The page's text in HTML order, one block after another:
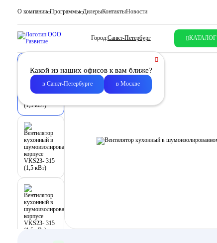
О компании Программы ДилерыКонтактыНовости
Город:Санкт-Петербург КАТАЛОГ
Какой из наших офисов к вам ближе?
в Санкт-Петербурге в Москве